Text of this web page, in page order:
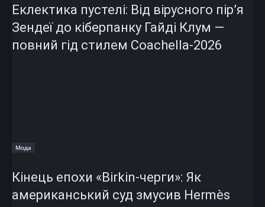
Еклектика пустелі: Від вірусного пір’я
Зендеї до кіберпанку Гайді Клум —
повний гід стилем Coachella-2026
Мода
Кінець епохи «Birkin-черги»: Як
американський суд змусив Hermès